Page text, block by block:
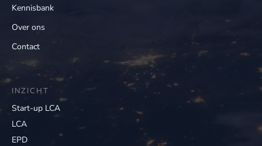
Kennisbank
Over ons
Contact
INZICHT
Start-up LCA
LCA
EPD